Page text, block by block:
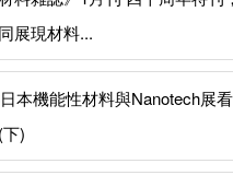
展現材料...
本機能性材料與Nanotech展
)